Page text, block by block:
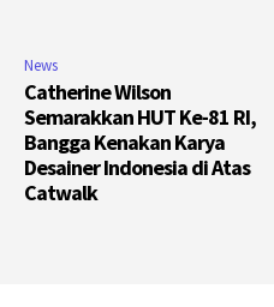
News
Catherine Wilson
Semarakkan HUT Ke-81 RI,
Bangga Kenakan Karya
Desainer Indonesia di Atas
Catwalk